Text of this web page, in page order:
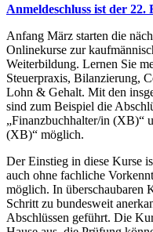
Anmeldeschluss ist der 22.
Anfang März starten die
Onlinekurse zur
Weiterbildung. Lernen Sie
Steuerpraxis, Bilanzierung,
Lohn & Gehalt. Mit den
sind zum Beispiel die
„Finanzbuchhalter/in (XB)“
(XB)“ möglich.
Der Einstieg in diese Kurse
auch ohne fachliche
möglich. In überschaubaren
Schritt zu bundesweit
Abschlüssen geführt. Die